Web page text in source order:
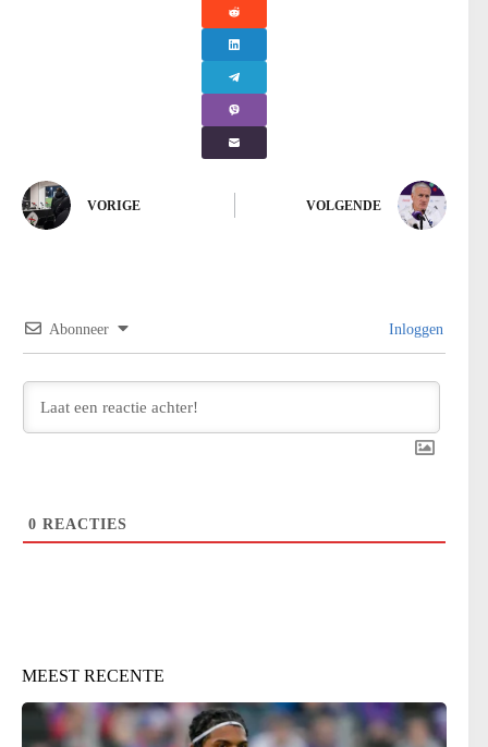
VORIGE VOLGENDE
Abonneer Inloggen
0 REACTIES
MEEST RECENTE